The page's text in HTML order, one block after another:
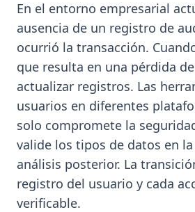
En el entorno empresarial
ausencia de un registro de
ocurrió la transacción.
que resulta en una pérdida
actualizar registros. Las
usuarios en diferentes
solo compromete la
valide los tipos de datos en
análisis posterior. La
registro del usuario y cada
verificable.